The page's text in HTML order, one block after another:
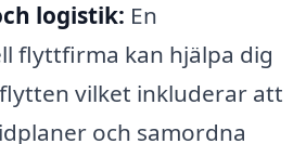
logistik: En
flyttfirma kan hjälpa dig
vilket inkluderar att
och samordna